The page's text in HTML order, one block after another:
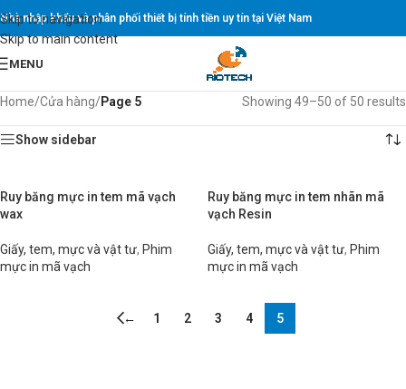
Skip to navigation
Skip to main content
Nhà nhập khẩu và phân phối thiết bị tính tiền uy tín tại Việt Nam
MENU
Home/Cửa hàng/Page 5 Showing 49–50 of 50 results
Show sidebar
Ruy băng mực in tem mã vạch
wax
Giấy, tem, mực và vật tư, Phim
mực in mã vạch
Ruy băng mực in tem nhãn mã
vạch Resin
Giấy, tem, mực và vật tư, Phim
mực in mã vạch
← 1 2 3 4 5